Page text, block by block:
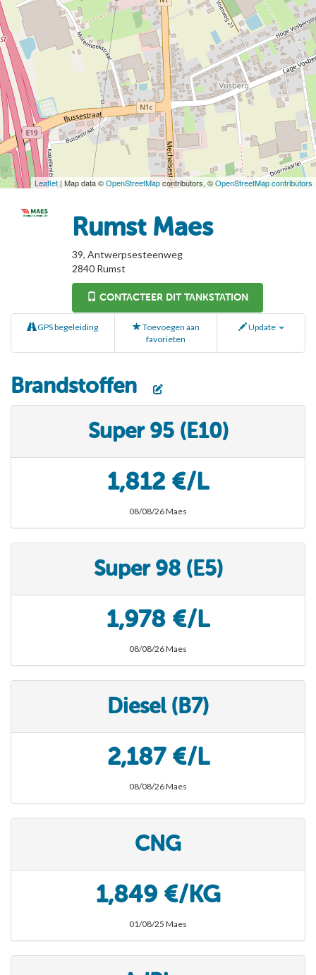
Leaflet | Map data ©OpenStreetMapcontributors, ©OpenStreetMap contributors
Rumst Maes
39, Antwerpsesteenweg
2840 Rumst
CONTACTEER DIT TANKSTATION
GPS begeleiding
Toevoegen aan
favorieten
Update
Brandstoffen
Super 95 (E10)
1,812 €/L
08/08/26 Maes
Super 98 (E5)
1,978 €/L
08/08/26 Maes
Diesel (B7)
2,187 €/L
08/08/26 Maes
CNG
1,849 €/KG
01/08/25 Maes